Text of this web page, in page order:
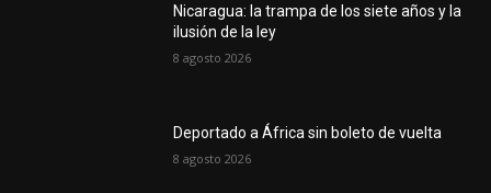
Nicaragua: la trampa de los siete años y la
ilusión de la ley
8 agosto 2026
Deportado a África sin boleto de vuelta
8 agosto 2026